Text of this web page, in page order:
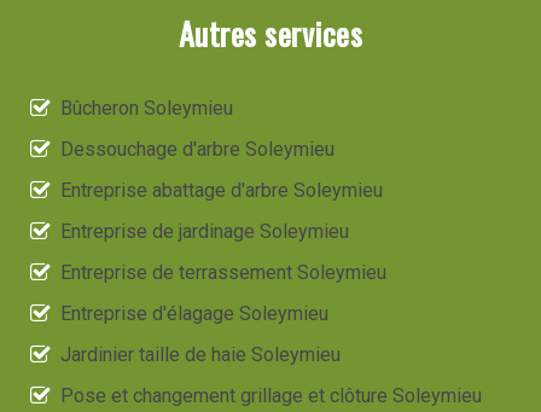
Autres services
Bûcheron Soleymieu
Dessouchage d'arbre Soleymieu
Entreprise abattage d'arbre Soleymieu
Entreprise de jardinage Soleymieu
Entreprise de terrassement Soleymieu
Entreprise d'élagage Soleymieu
Jardinier taille de haie Soleymieu
Pose et changement grillage et clôture Soleymieu